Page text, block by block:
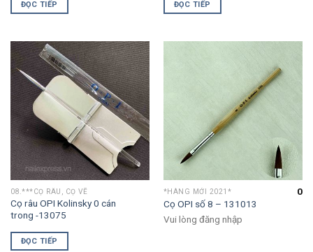
ĐỌC TIẾP ĐỌC TIẾP
08.***CỌ RÂU, CỌ VẼ
Cọ râu OPI Kolinsky 0 cán
trong -13075
ĐỌC TIẾP
*HÀNG MỚI 2021*
Cọ OPI số 8 – 131013
0
Vui lòng đăng nhập